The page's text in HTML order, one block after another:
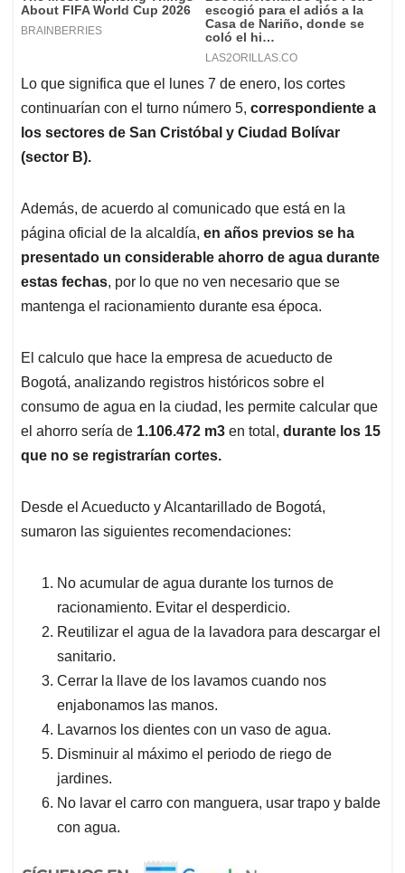
Lo que significa que el lunes 7 de enero, los cortes
continuarían con el turno número 5, correspondiente a
los sectores de San Cristóbal y Ciudad Bolívar
(sector B).
Además, de acuerdo al comunicado que está en la
página oficial de la alcaldía, en años previos se ha
presentado un considerable ahorro de agua durante
estas fechas, por lo que no ven necesario que se
mantenga el racionamiento durante esa época.
El calculo que hace la empresa de acueducto de
Bogotá, analizando registros históricos sobre el
consumo de agua en la ciudad, les permite calcular que
el ahorro sería de 1.106.472 m3 en total, durante los 15
que no se registrarían cortes.
Desde el Acueducto y Alcantarillado de Bogotá,
sumaron las siguientes recomendaciones:
No acumular de agua durante los turnos de
racionamiento. Evitar el desperdicio.
Reutilizar el agua de la lavadora para descargar el
sanitario.
Cerrar la llave de los lavamos cuando nos
enjabonamos las manos.
Lavarnos los dientes con un vaso de agua.
Disminuir al máximo el periodo de riego de
jardines.
No lavar el carro con manguera, usar trapo y balde
con agua.